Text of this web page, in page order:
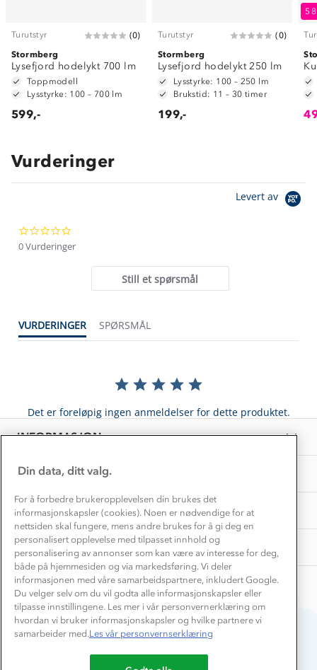
Turutstyr (0)
Stormberg
Lysefjord hodelykt 700 lm
Toppmodell
Lysstyrke: 100 – 700 lm
599,-
Turutstyr (0)
Stormberg
Lysefjord hodelykt 250 lm
Lysstyrke: 100 – 250 lm
Brukstid: 11 – 30 timer
199,-
Vurderinger
Levert av
star
0 Vurderinger
Still et spørsmål
VURDERINGER SPØRSMÅL
Det er foreløpig ingen anmeldelser for dette produktet.
INFORMASJON
Kundeservice
Kundeklubb
Bedrift, barnehage og SFO
Presse
OM OSS
Klima og miljø
1% til samfunnet
Samarbeide med oss?
TIPS OG RÅD
Trelagsprinsippet barn
Alt du trenger til Norgesferien
Gravidklær
Vask og vedlikehold
EL-retur
Store størrelser
Turmat oppskrifter
Beredskap
AKTIVITETER
Få turinspirasjon og tips her⛰
Overnatte utendørs⛺
Leirskole 🥾
Barnehageansatt
Tips til hyttetur
Du betaler enkelt med
Din data, ditt valg.
For å forbedre brukeropplevelsen din brukes det
informasjonskapsler (cookies). Noen er nødvendige for at
nettsiden skal fungere, mens andre brukes for å gi deg en
personalisert opplevelse med tilpasset innhold og
personalisering av annonser som kan være av interesse for deg,
både på hjemmesiden og via markedsføring. Vi deler
informasjonen med våre samarbeidspartnere, inkludert Google.
Du velger selv om du vil godta alle informasjonskapsler eller
tilpasse innstillingene. Les mer i vår personvernerklæring om
hvordan vi bruker informasjonskapsler og hvilke partnere vi
samarbeider med.Les vår personvernserklæring